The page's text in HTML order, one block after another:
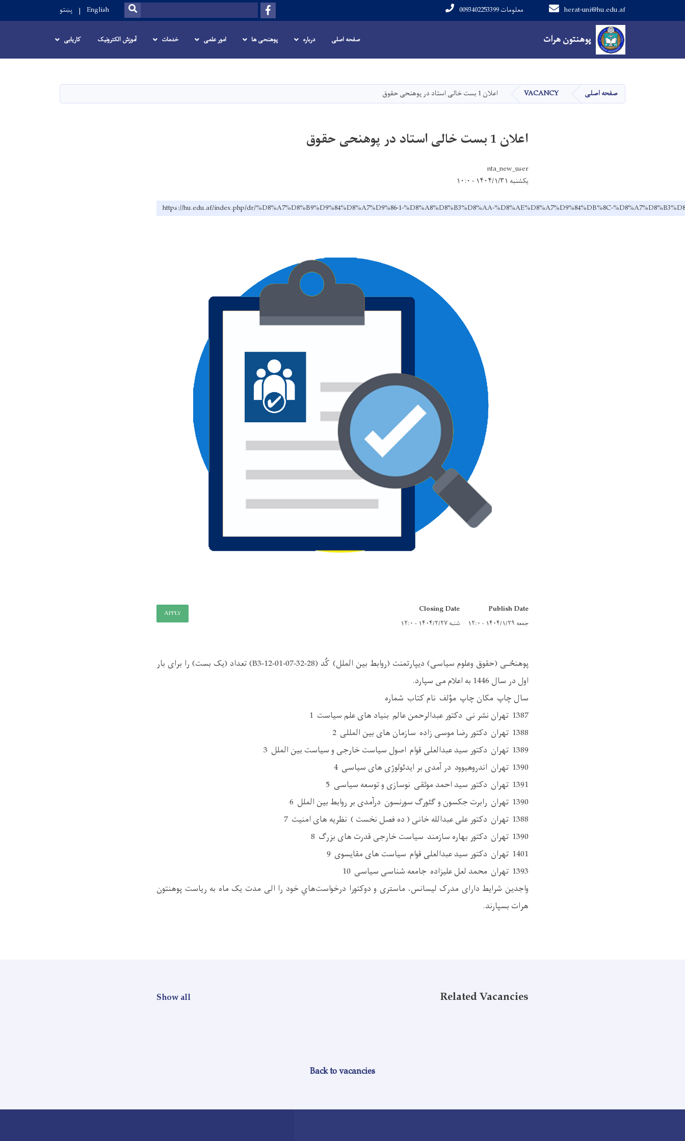
content
پوهنتون هرات
herat-uni@hu.edu.af معلومات 0093402253399 Facebook
Search
SEARCH
English پښتو
Main navigation
پوهنتون هرات صفحه اصلی درباره پوهنحی ها امور علمی خدمات آموزش الکترونیک کاریابی
صفحه اصلی VACANCY اعلان 1 بست خالی استاد در پوهنحی حقوق
اعلان 1 بست خالی استاد در پوهنحی حقوق
nta_new_user
یکشنبه ۱۴۰۴/۱/۳۱ - ۱۰:۰
https://hu.edu.af/index.php/dr/%D8%A7%D8%B9%D9%84%D8%A7%D9%86-1-%D8%A8%D8%B3%D8%AA-%D8%AE%D8%A7%D9%84%DB%8C-
Publish Date
جمعه ۱۴۰۴/۱/۲۹ - ۱۲:۰
Closing Date
شنبه ۱۴۰۴/۲/۲۷ - ۱۲:۰
APPLY
پوهنځـی (حقوق وعلوم سیاسی) دیپارتمنت (روابط بین الملل) کُد (28-32-B3-12-01-07) تعداد (یک بست) را برای بار
اول در سال 1446 به اعلام می سپارد.
سال چاپ مکان چاپ مؤلف نام کتاب شماره
1387 تهران نشر نی دکتور عبدالرحمن عالم بنیاد های علم سیاست 1
1388 تهران دکتور رضا موسی زاده سازمان های بین المللی 2
1389 تهران دکتور سید عبدالعلی قوام اصول سیاست خارجی و سیاست بین الملل 3
1390 تهران اندروهیوود در آمدی بر ایدئولوژی های سیاسی 4
1391 تهران دکتور سید احمد موثقی نوسازی و توسعه سیاسی 5
1390 تهران رابرت جکسون و گئورگ سورنسون درآمدی بر روابط بین الملل 6
1388 تهران دکتور علی عبدالله خانی ( ده فصل نخست ) نظریه های امنیت 7
1390 تهران دکتور بهاره سازمند سیاست خارجی قدرت های بزرگ 8
1401 تهران دکتور سید عبدالعلی قوام سیاست های مقایسوی 9
1393 تهران محمد لعل علیزاده جامعه شناسی سیاسی 10
واجدين شرايط دارای مدرک لیسانس، ماستری و دوکتورا درخواست‌هاي خود را الی مدت یک ماه به رياست پوهنتون
هرات بسپارند.
Related Vacancies
Show all
Back to vacancies